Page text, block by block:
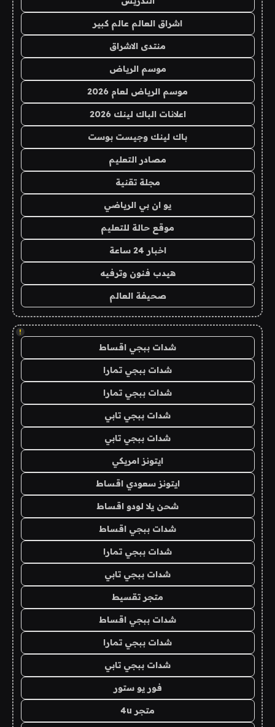
اشراق العالم عالم كبير
منتدى الاشراق
موسم الرياض
موسم الرياض لعام 2026
اعلانات الباك لينك 2026
باك لينك وجيست بوست
مصادر التعليم
مجلة تقنية
يو ان بي الرياضي
موقع حالة للتعليم
اخبار 24 ساعة
هيدب فنون وترفيه
صحيفة العالم
!
شدات ببجي اقساط
شدات ببجي تمارا
شدات ببجي تمارا
شدات ببجي تابي
شدات ببجي تابي
ايتونز امريكي
ايتونز سعودي اقساط
شحن يلا لودو اقساط
شدات ببجي اقساط
شدات ببجي تمارا
شدات ببجي تابي
متجر تقسيط
شدات ببجي اقساط
شدات ببجي تمارا
شدات ببجي تابي
فور يو ستور
متجر 4u